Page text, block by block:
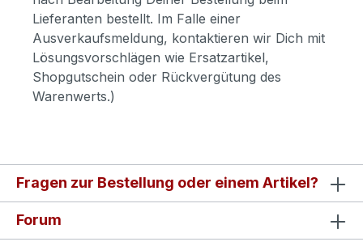
Lieferanten bestellt. Im Falle einer
Ausverkaufsmeldung, kontaktieren wir Dich mit
Lösungsvorschlägen wie Ersatzartikel,
Shopgutschein oder Rückvergütung des
Warenwerts.)
Fragen zur Bestellung oder einem Artikel?
Forum